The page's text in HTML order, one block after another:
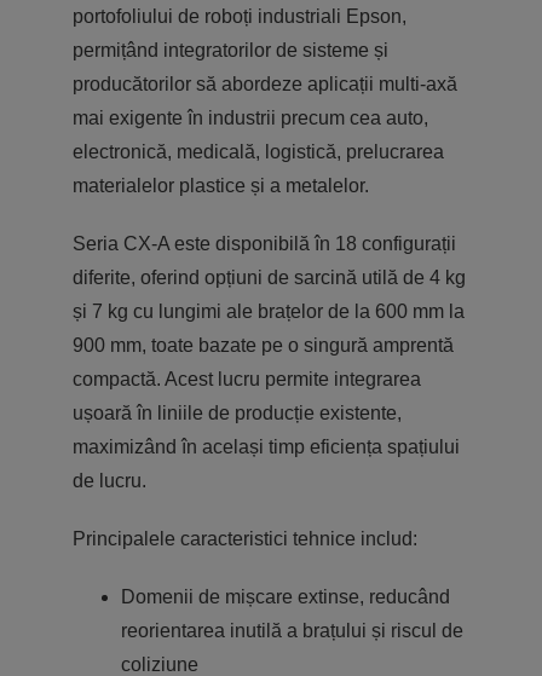
portofoliului de roboți industriali Epson,
permițând integratorilor de sisteme și
producătorilor să abordeze aplicații multi-axă
mai exigente în industrii precum cea auto,
electronică, medicală, logistică, prelucrarea
materialelor plastice și a metalelor.
Seria CX-A este disponibilă în 18 configurații
diferite, oferind opțiuni de sarcină utilă de 4 kg
și 7 kg cu lungimi ale brațelor de la 600 mm la
900 mm, toate bazate pe o singură amprentă
compactă. Acest lucru permite integrarea
ușoară în liniile de producție existente,
maximizând în același timp eficiența spațiului
de lucru.
Principalele caracteristici tehnice includ:
Domenii de mișcare extinse, reducând
reorientarea inutilă a brațului și riscul de
coliziune